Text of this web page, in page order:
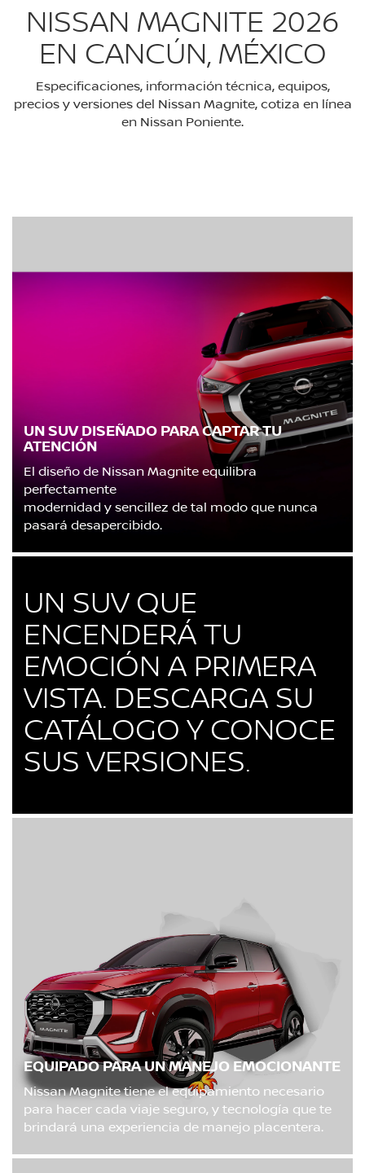
NISSAN MAGNITE 2026
EN CANCÚN, MÉXICO
Especificaciones, información técnica, equipos,
precios y versiones del Nissan Magnite, cotiza en línea
en Nissan Poniente.
UN SUV DISEÑADO PARA CAPTAR TU
ATENCIÓN
El diseño de Nissan Magnite equilibra
perfectamente
modernidad y sencillez de tal modo que nunca
pasará desapercibido.
UN SUV QUE
ENCENDERÁ TU
EMOCIÓN A PRIMERA
VISTA. DESCARGA SU
CATÁLOGO Y CONOCE
SUS VERSIONES.
EQUIPADO PARA UN MANEJO EMOCIONANTE
Nissan Magnite tiene el equipamiento necesario
para hacer cada viaje seguro, y tecnología que te
brindará una experiencia de manejo placentera.